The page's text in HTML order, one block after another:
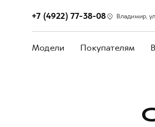
+7 (4922) 77-38-08 Владимир,
Модели Покупателям